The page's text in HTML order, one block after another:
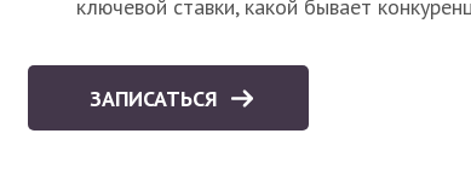
ключевой ставки, какой бывает
ЗАПИСАТЬСЯ